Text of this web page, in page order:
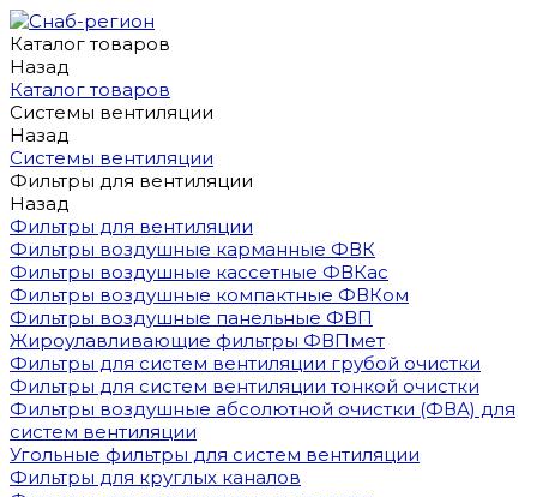
Каталог товаров
Назад
Каталог товаров
Системы вентиляции
Назад
Системы вентиляции
Фильтры для вентиляции
Назад
Фильтры для вентиляции
Фильтры воздушные карманные ФВК
Фильтры воздушные кассетные ФВКас
Фильтры воздушные компактные ФВКом
Фильтры воздушные панельные ФВП
Жироулавливающие фильтры ФВПмет
Фильтры для систем вентиляции грубой очистки
Фильтры для систем вентиляции тонкой очистки
Фильтры воздушные абсолютной очистки (ФВА) для
систем вентиляции
Угольные фильтры для систем вентиляции
Фильтры для круглых каналов